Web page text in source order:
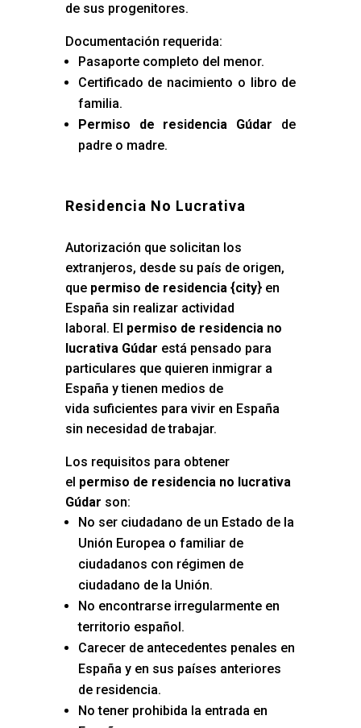
de sus progenitores.
Documentación requerida:
Pasaporte completo del menor.
Certificado de nacimiento o libro de
familia.
Permiso de residencia Gúdar de
padre o madre.
Residencia No Lucrativa
Autorización que solicitan los
extranjeros, desde su país de origen,
que permiso de residencia {city} en
España sin realizar actividad
laboral. El permiso de residencia no
lucrativa Gúdar está pensado para
particulares que quieren inmigrar a
España y tienen medios de
vida suficientes para vivir en España
sin necesidad de trabajar.
Los requisitos para obtener
el permiso de residencia no lucrativa
Gúdar son:
No ser ciudadano de un Estado de la
Unión Europea o familiar de
ciudadanos con régimen de
ciudadano de la Unión.
No encontrarse irregularmente en
territorio español.
Carecer de antecedentes penales en
España y en sus países anteriores
de residencia.
No tener prohibida la entrada en